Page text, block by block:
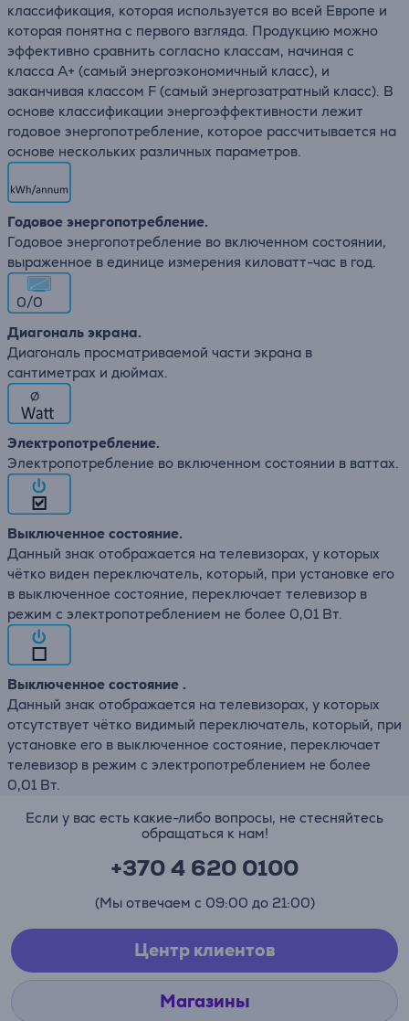
классификация, которая используется во всей Европе и
которая понятна с первого взгляда. Продукцию можно
эффективно сравнить согласно классам, начиная с
класса A+ (самый энергоэкономичный класс), и
заканчивая классом F (самый энергозатратный класс). В
основе классификации энергоэффективности лежит
годовое энергопотребление, которое рассчитывается на
основе нескольких различных параметров.
Годовое энергопотребление.
Годовое энергопотребление во включенном состоянии,
выраженное в единице измерения киловатт-час в год.
0/0
Диагональ экрана.
Диагональ просматриваемой части экрана в
сантиметрах и дюймах.
∅
Электропотребление.
Электропотребление во включенном состоянии в ваттах.
Выключенное состояние.
Данный знак отображается на телевизорах, у которых
чётко виден переключатель, который, при установке его
в выключенное состояние, переключает телевизор в
режим с электропотреблением не более 0,01 Вт.
Выключенное состояние .
Данный знак отображается на телевизорах, у которых
отсутствует чётко видимый переключатель, который, при
установке его в выключенное состояние, переключает
телевизор в режим с электропотреблением не более
0,01 Вт.
Если у вас есть какие-либо вопросы, не стесняйтесь
обращаться к нам!
+370 4 620 0100
(Мы отвечаем с 09:00 до 21:00)
Центр клиентов
Магазины